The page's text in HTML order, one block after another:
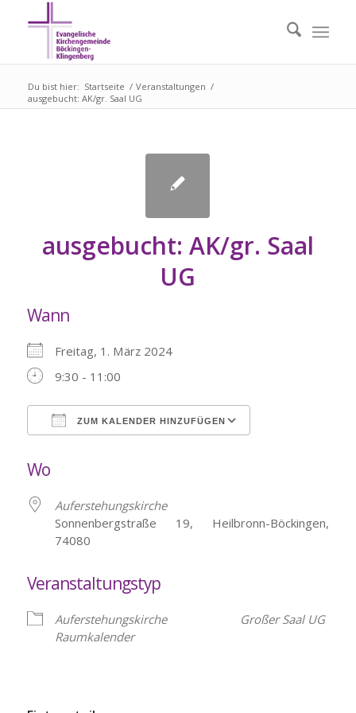
Du bist hier: Startseite / Veranstaltungen /
ausgebucht: AK/gr. Saal UG
ausgebucht: AK/gr. Saal
UG
Wann
Freitag, 1. März 2024
9:30 - 11:00
ZUM KALENDER HINZUFÜGEN
Wo
Auferstehungskirche
Sonnenbergstraße 19, Heilbronn-Böckingen,
74080
Veranstaltungstyp
Auferstehungskirche
Großer Saal UG
Raumkalender